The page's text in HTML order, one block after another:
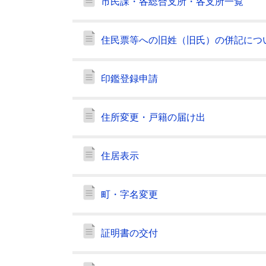
住民票等への旧姓（旧氏）の併記につ
印鑑登録申請
住所変更・戸籍の届け出
住居表示
町・字名変更
証明書の交付